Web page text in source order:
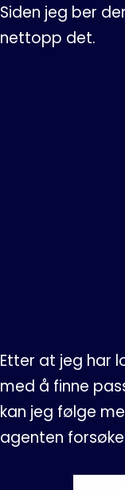
Siden jeg ber
nettopp det.
Etter at jeg har
med å finne
kan jeg følge
agenten